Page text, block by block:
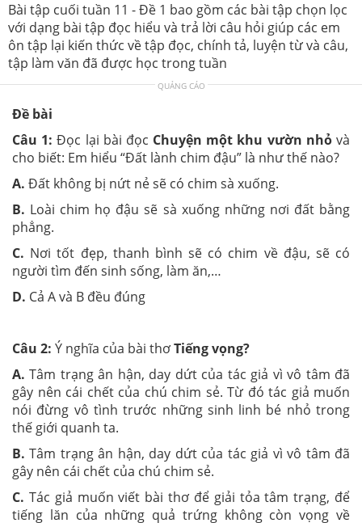
Bài tập cuối tuần 11 - Đề 1 bao gồm các bài tập chọn lọc
với dạng bài tập đọc hiểu và trả lời câu hỏi giúp các em
ôn tập lại kiến thức về tập đọc, chính tả, luyện từ và câu,
tập làm văn đã được học trong tuần
QUẢNG CÁO
Đề bài
Câu 1:Đọc lại bài đọc Chuyện một khu vườn nhỏvà
cho biết: Em hiểu “Đất lành chim đậu” là như thế nào?
A. Đất không bị nứt nẻ sẽ có chim sà xuống.
B. Loài chim họ đậu sẽ sà xuống những nơi đất bằng
phẳng.
C. Nơi tốt đẹp, thanh bình sẽ có chim về đậu, sẽ có
người tìm đến sinh sống, làm ăn,…
D. Cả A và B đều đúng
Câu 2: Ý nghĩa của bài thơTiếng vọng?
A.Tâm trạng ân hận, day dứt của tác giả vì vô tâm đã
gây nên cái chết của chú chim sẻ. Từ đó tác giả muốn
nói đừng vô tình trước những sinh linh bé nhỏ trong
thế giới quanh ta.
B.Tâm trạng ân hận, day dứt của tác giả vì vô tâm đã
gây nên cái chết của chú chim sẻ.
C. Tác giả muốn viết bài thơ để giải tỏa tâm trạng, để
tiếng lăn của những quả trứng không còn vọng về